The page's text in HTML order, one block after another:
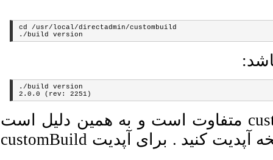
cd /usr/local/directadmin/custombuild
./build version
2.0.0 (rev: 2251)
عملکرد ها بین نسخه های مختلف customBuild متفاوت است و به همین دلیل است
که توصیه می شود همیشه آنرا به آخرین نسخه آپدیت کنید . برای آپدیت customBuild